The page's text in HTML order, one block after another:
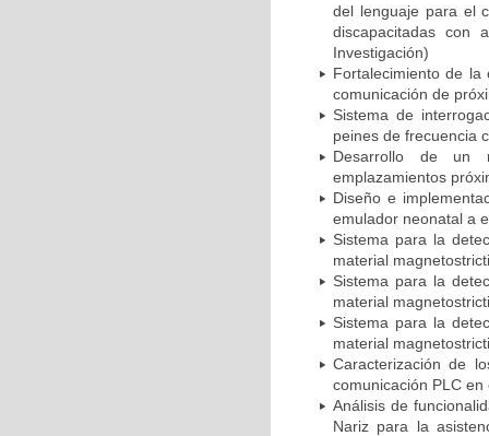
del lenguaje para el
discapacitadas con
Investigación)
Fortalecimiento de
comunicación de
Sistema de
peines de frecuencia
Desarrollo de un
emplazamientos
Diseño e
emulador neonatal a
Sistema para la
material
Sistema para la
material
Sistema para la
material
Caracterización de
comunicación PLC
Análisis de
Nariz para la